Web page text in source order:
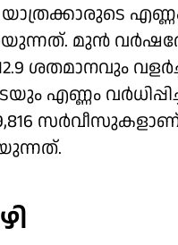
മുന്‍
ശതമാനവും
എണ്ണം
സര്‍വീസുകളാണ്